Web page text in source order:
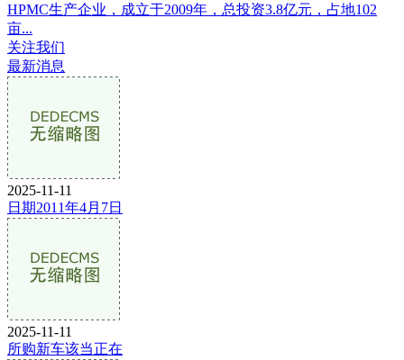
HPMC生产企业，成立于2009年，总投资3.8亿元，占地102
亩...
关注我们
最新消息
2025-11-11
日期2011年4月7日
2025-11-11
所购新车该当正在